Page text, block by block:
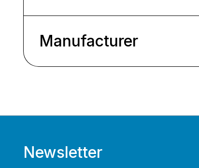
Manufacturer
Newsletter